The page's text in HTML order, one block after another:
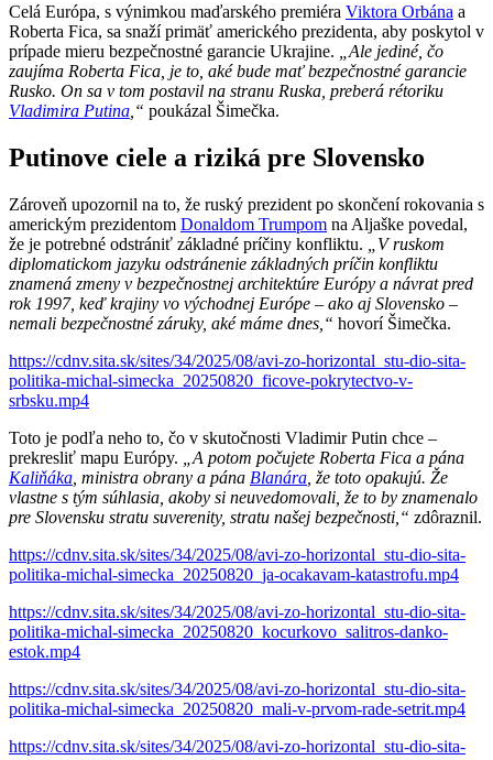
Celá Európa, s výnimkou maďarského premiéra Viktora Orbána a
Roberta Fica, sa snaží primäť amerického prezidenta, aby poskytol v
prípade mieru bezpečnostné garancie Ukrajine. „Ale jediné, čo
zaujíma Roberta Fica, je to, aké bude mať bezpečnostné garancie
Rusko. On sa v tom postavil na stranu Ruska, preberá rétoriku
Vladimira Putina ,“ poukázal Šimečka.
Putinove ciele a riziká pre Slovensko
Zároveň upozornil na to, že ruský prezident po skončení rokovania s
americkým prezidentom Donaldom Trumpom na Aljaške povedal,
že je potrebné odstrániť základné príčiny konfliktu.
„V ruskom
diplomatickom jazyku odstránenie základných príčin konfliktu
znamená zmeny v bezpečnostnej architektúre Európy a návrat pred
rok 1997, keď krajiny vo východnej Európe – ako aj Slovensko –
nemali bezpečnostné záruky, aké máme dnes,“ hovorí Šimečka.
https://cdnv.sita.sk/sites/34/2025/08/avi-zo-horizontal_stu-dio-sita-
politika-michal-simecka_20250820_ficove-pokrytectvo-v-
srbsku.mp4
Toto je podľa neho to, čo v skutočnosti Vladimir Putin chce –
prekresliť mapu Európy.
„A potom počujete Roberta Fica a pána
Kaliňáka , ministra obrany a pána Blanára , že toto opakujú. Že
vlastne s tým súhlasia, akoby si neuvedomovali, že to by znamenalo
pre Slovensku stratu suverenity, stratu našej bezpečnosti,“ zdôraznil.
https://cdnv.sita.sk/sites/34/2025/08/avi-zo-horizontal_stu-dio-sita-
politika-michal-simecka_20250820_ja-ocakavam-katastrofu.mp4
https://cdnv.sita.sk/sites/34/2025/08/avi-zo-horizontal_stu-dio-sita-
politika-michal-simecka_20250820_kocurkovo_salitros-danko-
estok.mp4
https://cdnv.sita.sk/sites/34/2025/08/avi-zo-horizontal_stu-dio-sita-
politika-michal-simecka_20250820_mali-v-prvom-rade-setrit.mp4
https://cdnv.sita.sk/sites/34/2025/08/avi-zo-horizontal_stu-dio-sita-